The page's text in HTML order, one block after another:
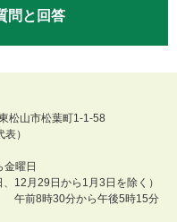
問と回答
松山市松葉町1-1-58
）
金曜日
、12月29日から1月3日を除く）
午前8時30分から午後5時15分